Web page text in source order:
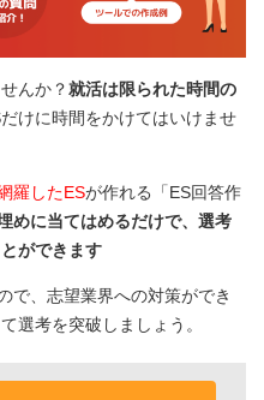
んか？就活は限られた時間の
けに時間をかけてはいけませ
羅したESが作れる「ES回答作
めに当てはめるだけで、選考
ができます
で、志望業界への対策ができ
選考を突破しましょう。